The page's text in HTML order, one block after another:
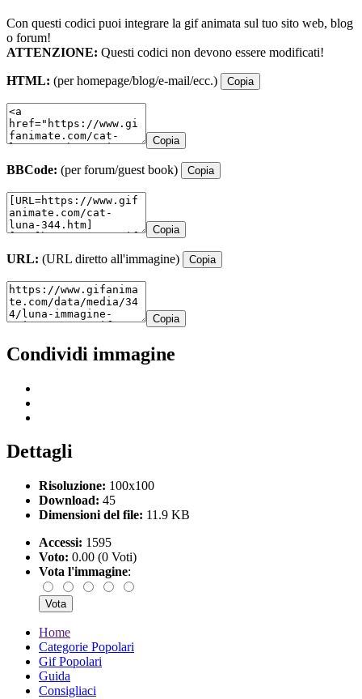
Con questi codici puoi integrare la gif animata sul tuo sito web, blog
o forum!
ATTENZIONE: Questi codici non devono essere modificati!
HTML: (per homepage/blog/e-mail/ecc.) Copia
Copia
BBCode: (per forum/guest book) Copia
Copia
URL: (URL diretto all'immagine) Copia
Copia
Condividi immagine
Dettagli
Risoluzione: 100x100
Download: 45
Dimensioni del file: 11.9 KB
Accessi: 1595
Voto: 0.00 (0 Voti)
Vota l'immagine:
Home
Categorie Popolari
Gif Popolari
Guida
Consigliaci